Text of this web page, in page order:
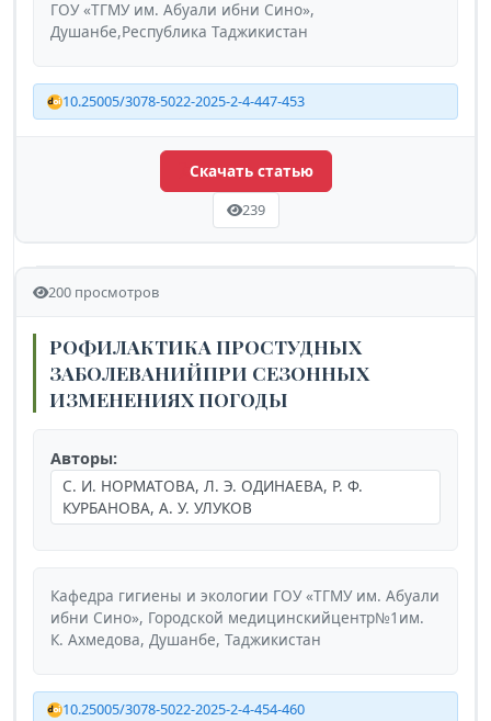
ГОУ «ТГМУ им. Абуали ибни Сино»,
Душанбе,Республика Таджикистан
10.25005/3078-5022-2025-2-4-447-453
Скачать статью
239
200 просмотров
РОФИЛАКТИКА ПРОСТУДНЫХ
ЗАБОЛЕВАНИЙПРИ СЕЗОННЫХ
ИЗМЕНЕНИЯХ ПОГОДЫ
Авторы:
С. И. НОРМАТОВА, Л. Э. ОДИНАЕВА, Р. Ф.
КУРБАНОВА, А. У. УЛУКОВ
Кафедра гигиены и экологии ГОУ «ТГМУ им. Абуали
ибни Сино», Городской медицинскийцентр№1им.
К. Ахмедова, Душанбе, Таджикистан
10.25005/3078-5022-2025-2-4-454-460